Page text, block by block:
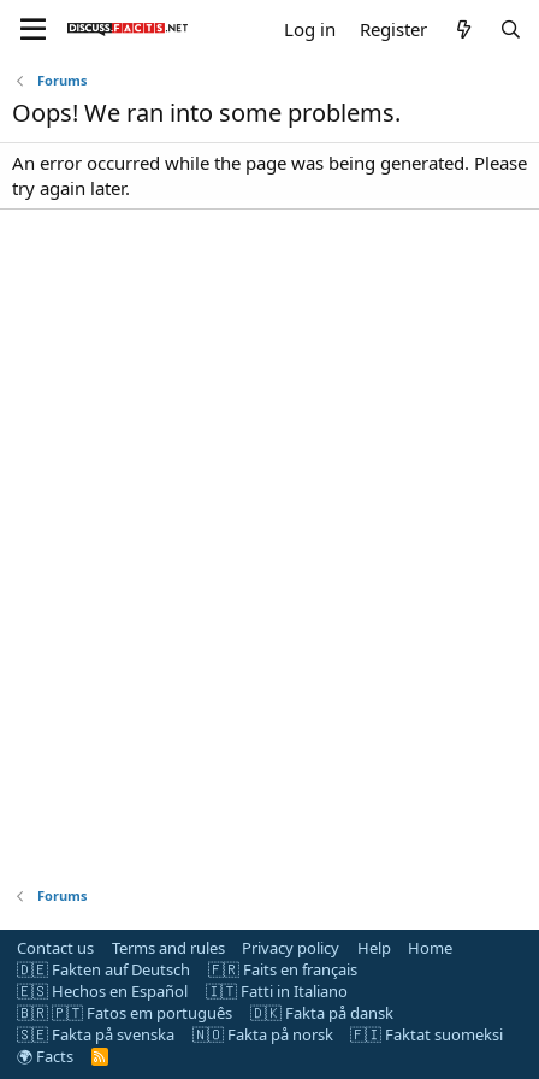
Log in Register
Forums
Oops! We ran into some problems.
An error occurred while the page was being generated. Please
try again later.
Forums
Contact us Terms and rules Privacy policy Help
Home
🇩🇪 Fakten auf Deutsch
🇫🇷 Faits en français
🇪🇸 Hechos en Español
🇮🇹 Fatti in Italiano
🇧🇷 🇵🇹 Fatos em português
🇩🇰 Fakta på dansk
🇸🇪 Fakta på svenska
🇳🇴 Fakta på norsk
🇫🇮 Faktat suomeksi
🌍 Facts
R